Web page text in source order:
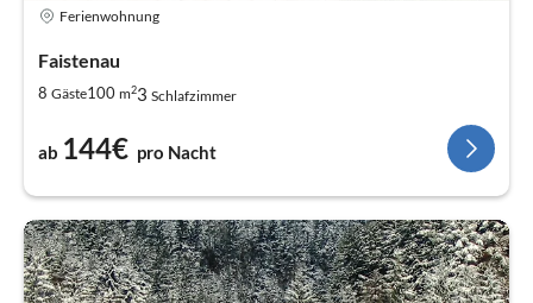
Ferienwohnung
Faistenau
8 Gäste100 m23 Schlafzimmer
ab 144€ pro Nacht